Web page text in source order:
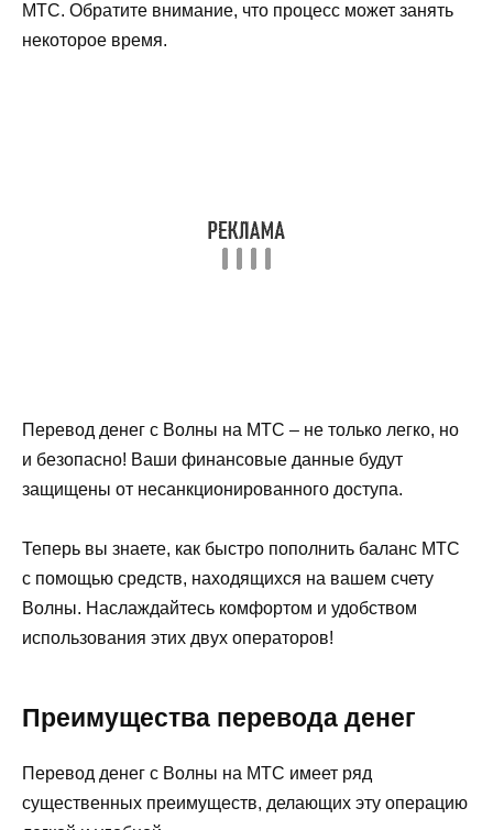
МТС. Обратите внимание, что процесс может занять
некоторое время.
Перевод денег с Волны на МТС – не только легко, но
и безопасно! Ваши финансовые данные будут
защищены от несанкционированного доступа.
Теперь вы знаете, как быстро пополнить баланс МТС
с помощью средств, находящихся на вашем счету
Волны. Наслаждайтесь комфортом и удобством
использования этих двух операторов!
Преимущества перевода денег
Перевод денег с Волны на МТС имеет ряд
существенных преимуществ, делающих эту операцию